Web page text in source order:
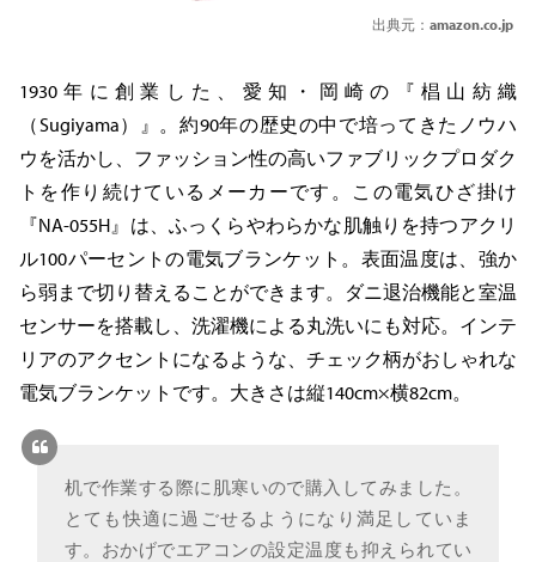
出典元： amazon.co.jp
1930年に創業した、愛知・岡崎の『椙山紡織
（Sugiyama）』。約90年の歴史の中で培ってきたノウハ
ウを活かし、ファッション性の高いファブリックプロダク
トを作り続けているメーカーです。この電気ひざ掛け
『NA-055H』は、ふっくらやわらかな肌触りを持つアクリ
ル100パーセントの電気ブランケット。表面温度は、強か
ら弱まで切り替えることができます。ダニ退治機能と室温
センサーを搭載し、洗濯機による丸洗いにも対応。インテ
リアのアクセントになるような、チェック柄がおしゃれな
電気ブランケットです。大きさは縦140cm×横82cm。
机で作業する際に肌寒いので購入してみました。
とても快適に過ごせるようになり満足していま
す。おかげでエアコンの設定温度も抑えられてい